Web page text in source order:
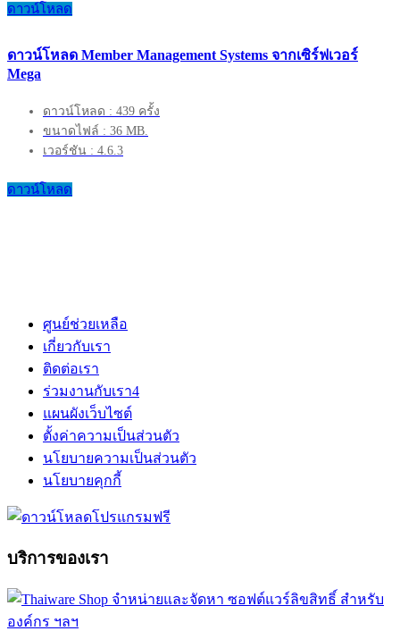
ดาวน์โหลด
ดาวน์โหลด Member Management Systems จากเซิร์ฟเวอร์
Mega
ดาวน์โหลด : 439 ครั้ง
ขนาดไฟล์ : 36 MB.
เวอร์ชัน : 4.6.3
ดาวน์โหลด
ศูนย์ช่วยเหลือ
เกี่ยวกับเรา
ติดต่อเรา
ร่วมงานกับเรา4
แผนผังเว็บไซต์
ตั้งค่าความเป็นส่วนตัว
นโยบายความเป็นส่วนตัว
นโยบายคุกกี้
บริการของเรา